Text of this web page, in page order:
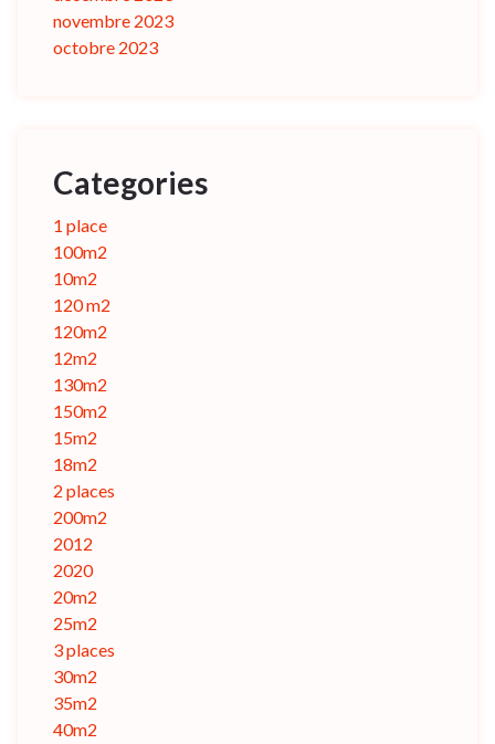
novembre 2023
octobre 2023
Categories
1 place
100m2
10m2
120 m2
120m2
12m2
130m2
150m2
15m2
18m2
2 places
200m2
2012
2020
20m2
25m2
3 places
30m2
35m2
40m2